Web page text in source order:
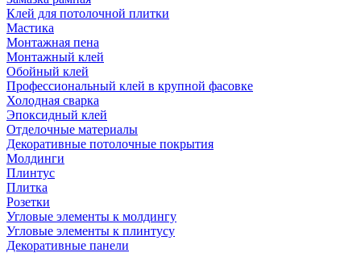
Клей для потолочной плитки
Мастика
Монтажная пена
Монтажный клей
Обойный клей
Профессиональный клей в крупной фасовке
Холодная сварка
Эпоксидный клей
Отделочные материалы
Декоративные потолочные покрытия
Молдинги
Плинтус
Плитка
Розетки
Угловые элементы к молдингу
Угловые элементы к плинтусу
Декоративные панели